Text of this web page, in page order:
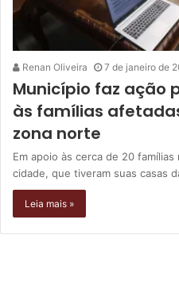
Renan Oliveira 7 de janeiro de
Município faz ação
às famílias
zona norte
Em apoio às cerca de 20
cidade, que tiveram suas casas
Leia mais »